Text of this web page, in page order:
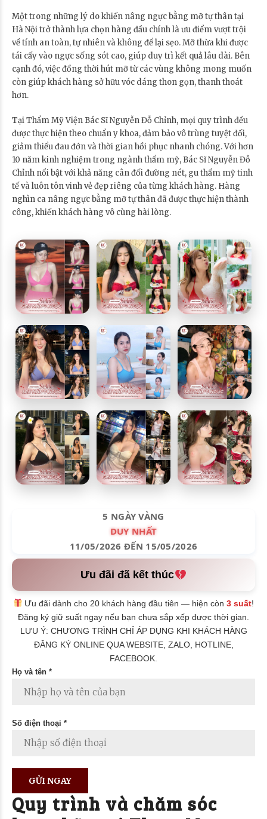
Một trong những lý do khiến nâng ngực bằng mỡ tự thân tại
Hà Nội trở thành lựa chọn hàng đầu chính là ưu điểm vượt trội
về tính an toàn, tự nhiên và không để lại sẹo. Mỡ thừa khi được
tái cấy vào ngực sống sót cao, giúp duy trì kết quả lâu dài. Bên
cạnh đó, việc đồng thời hút mỡ từ các vùng không mong muốn
còn giúp khách hàng sở hữu vóc dáng thon gọn, thanh thoát
hơn.
Tại Thẩm Mỹ Viện Bác Sĩ Nguyễn Đỗ Chỉnh, mọi quy trình đều
được thực hiện theo chuẩn y khoa, đảm bảo vô trùng tuyệt đối,
giảm thiểu đau đớn và thời gian hồi phục nhanh chóng. Với hơn
10 năm kinh nghiệm trong ngành thẩm mỹ, Bác Sĩ Nguyễn Đỗ
Chỉnh nổi bật với khả năng cân đối đường nét, gu thẩm mỹ tinh
tế và luôn tôn vinh vẻ đẹp riêng của từng khách hàng. Hàng
nghìn ca nâng ngực bằng mỡ tự thân đã được thực hiện thành
công, khiến khách hàng vô cùng hài lòng.
5 NGÀY VÀNG
DUY NHẤT
11/05/2026 ĐẾN 15/05/2026
Ưu đãi đã kết thúc
Ưu đãi dành cho 20 khách hàng đầu tiên — hiện còn3 suất!
Đăng ký giữ suất ngay nếu bạn chưa sắp xếp được thời gian.
LƯU Ý: CHƯƠNG TRÌNH CHỈ ÁP DỤNG KHI KHÁCH HÀNG
ĐĂNG KÝ ONLINE QUA WEBSITE, ZALO, HOTLINE,
FACEBOOK.
Họ và tên *
Số điện thoại *
Quy trình và chăm sóc